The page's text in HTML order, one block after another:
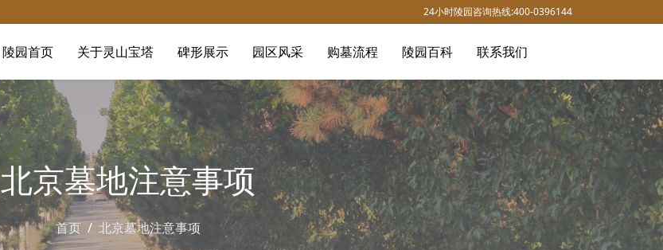
24小时陵园咨询热线:400-0396144
陵园首页 关于灵山宝塔 碑形展示 园区风采 购墓流程 陵园百科 联系我们
北京墓地注意事项
首页 北京墓地注意事项